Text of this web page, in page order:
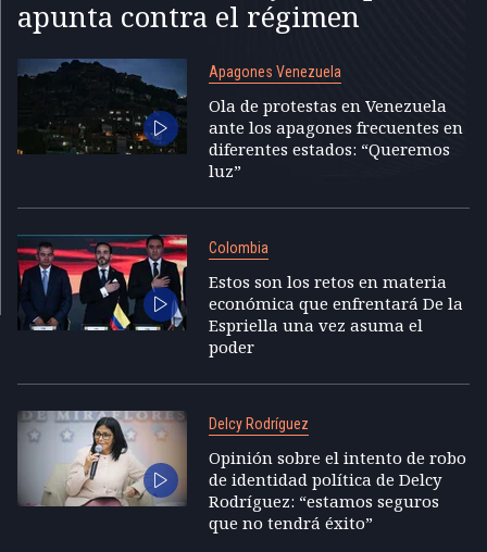
apunta contra el régimen
Apagones Venezuela
Ola de protestas en Venezuela
ante los apagones frecuentes en
diferentes estados: “Queremos
luz”
Colombia
Estos son los retos en materia
económica que enfrentará De la
Espriella una vez asuma el
poder
Delcy Rodríguez
Opinión sobre el intento de robo
de identidad política de Delcy
Rodríguez: “estamos seguros
que no tendrá éxito”